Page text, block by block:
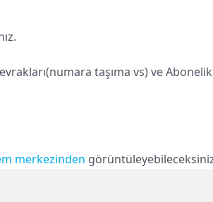
taşıma vs) ve
merkezinden